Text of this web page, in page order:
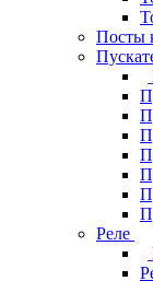
Посты
Реле